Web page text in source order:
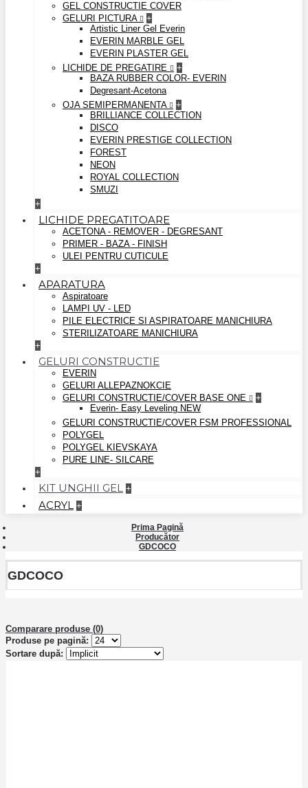
GEL CONSTRUCTIE COVER
GELURI PICTURA
+
Artistic Liner Gel Everin
EVERIN MARBLE GEL
EVERIN PLASTER GEL
LICHIDE DE PREGATIRE
+
BAZA RUBBER COLOR- EVERIN
Degresant-Acetona
OJA SEMIPERMANENTA
+
BRILLIANCE COLLECTION
DISCO
EVERIN PRESTIGE COLLECTION
FOREST
NEON
ROYAL COLLECTION
SMUZI
+
LICHIDE PREGATITOARE
ACETONA - REMOVER - DEGRESANT
PRIMER - BAZA - FINISH
ULEI PENTRU CUTICULE
+
APARATURA
Aspiratoare
LAMPI UV - LED
PILE ELECTRICE SI ASPIRATOARE MANICHIURA
STERILIZATOARE MANICHIURA
+
GELURI CONSTRUCTIE
EVERIN
GELURI ALLEPAZNOKCIE
GELURI CONSTRUCTIE/COVER BASE ONE
+
Everin- Easy Leveling NEW
GELURI CONSTRUCTIE/COVER FSM PROFESSIONAL
POLYGEL
POLYGEL KIEVSKAYA
PURE LINE- SILCARE
+
KIT UNGHII GEL +
ACRYL +
Prima Pagină
Producător
GDCOCO
GDCOCO
Comparare produse (0)
Produse pe pagină:
Sortare după: